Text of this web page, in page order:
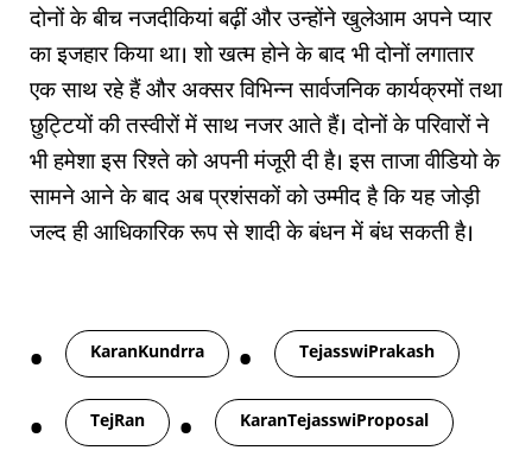
दोनों के बीच नजदीकियां बढ़ीं और उन्होंने खुलेआम अपने प्यार
का इजहार किया था। शो खत्म होने के बाद भी दोनों लगातार
एक साथ रहे हैं और अक्सर विभिन्न सार्वजनिक कार्यक्रमों तथा
छुट्टियों की तस्वीरों में साथ नजर आते हैं। दोनों के परिवारों ने
भी हमेशा इस रिश्ते को अपनी मंजूरी दी है। इस ताजा वीडियो के
सामने आने के बाद अब प्रशंसकों को उम्मीद है कि यह जोड़ी
जल्द ही आधिकारिक रूप से शादी के बंधन में बंध सकती है।
KaranKundrra TejasswiPrakash
TejRan KaranTejasswiProposal